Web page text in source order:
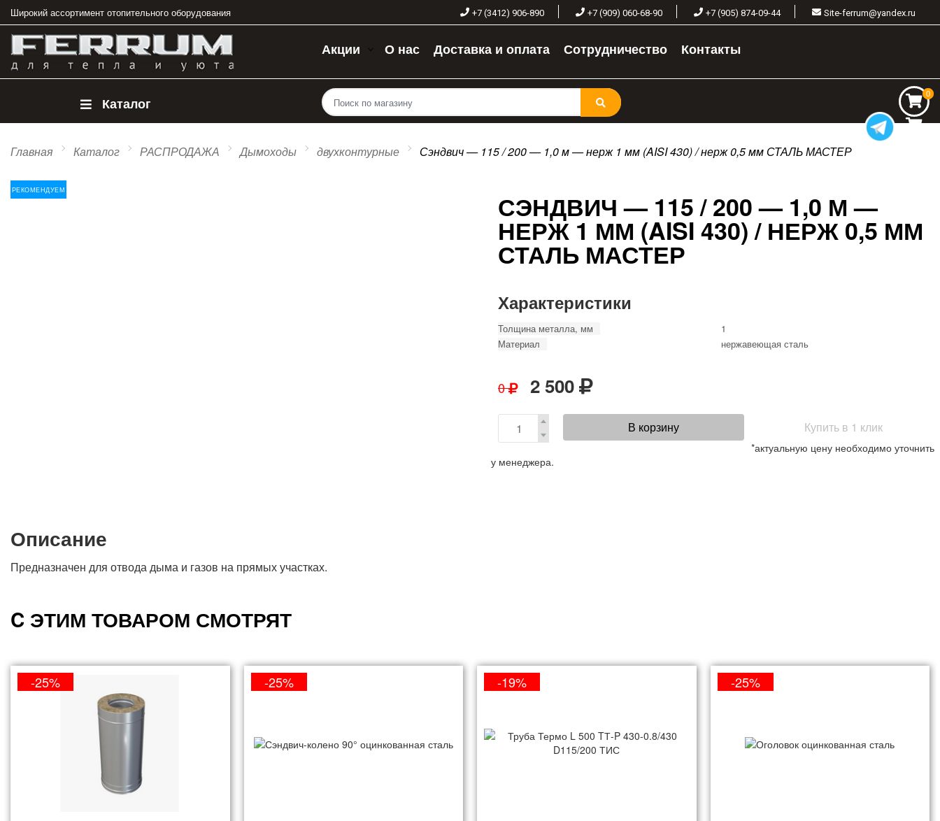
Широкий ассортимент отопительного оборудования +7 (3412) 906-890 +7 (909) 060-68-90 +7 (905) 874-09-44 Site-ferrum@yandex.ru
Акции О нас Доставка и оплата Сотрудничество Контакты
Каталог
0
0
Главная Каталог РАСПРОДАЖА Дымоходы двухконтурные Сэндвич — 115 / 200 — 1,0 м — нерж 1 мм (AISI 430) / нерж 0,5 мм СТАЛЬ МАСТЕР
РЕКОМЕНДУЕМ СЭНДВИЧ — 115 / 200 — 1,0 М —
НЕРЖ 1 ММ (AISI 430) / НЕРЖ 0,5 ММ
СТАЛЬ МАСТЕР
Характеристики
Толщина металла, мм
1
Материал
нержавеющая сталь
0 2 500
В корзину Купить в 1 клик
*актуальную цену необходимо уточнить
у менеджера.
Описание
Предназначен для отвода дыма и газов на прямых участках.
C ЭТИМ ТОВАРОМ СМОТРЯТ
-25% -25% -19% -25%